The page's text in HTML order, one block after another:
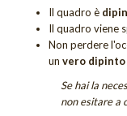
Quadri Sogno
Quadri Tramonti
Tutti i quadri figurativi
Il quadro è
Il quadro viene
Non perdere
un vero dipinto
Se hai la
non esitare a